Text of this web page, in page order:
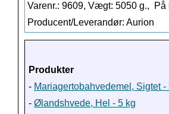
Varenr.: 9609, Vægt: 5050 g.,
På
Producent/Leverandør: Aurion
Produkter
- Mariagertobahvedemel, Sigtet -
- Ølandshvede, Hel - 5 kg